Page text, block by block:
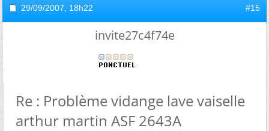
29/09/2007, 18h22 #15
invite27c4f74e
Re : Problème vidange lave vaiselle
arthur martin ASF 2643A